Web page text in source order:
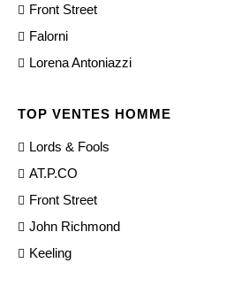
Front Street
Falorni
Lorena Antoniazzi
TOP VENTES HOMME
Lords & Fools
AT.P.CO
Front Street
John Richmond
Keeling